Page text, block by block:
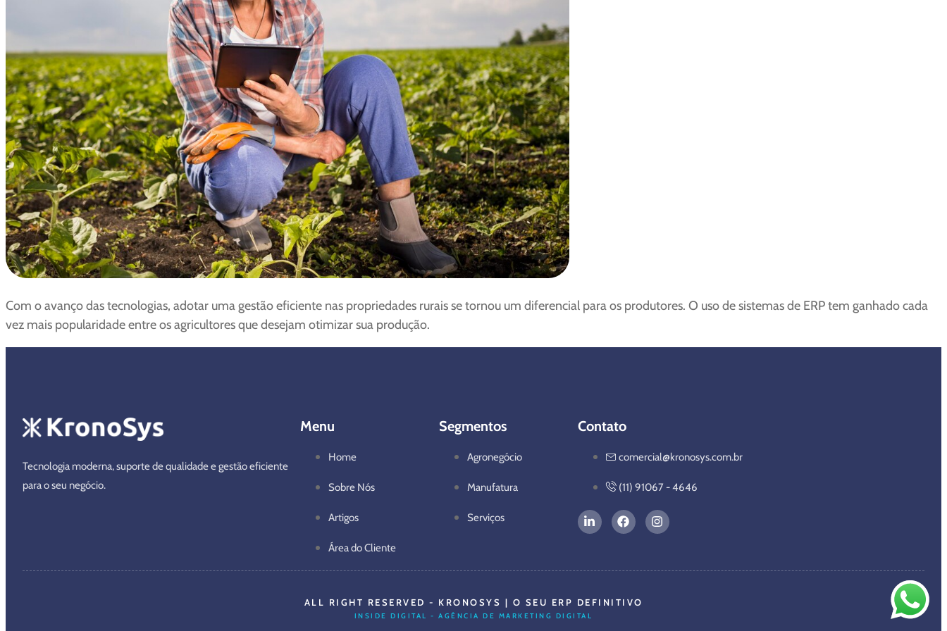
Com o avanço das tecnologias, adotar uma gestão eficiente nas propriedades rurais se tornou um diferencial para os produtores. O uso de sistemas de ERP tem ganhado cada
vez mais popularidade entre os agricultores que desejam otimizar sua produção.
Tecnologia moderna, suporte de qualidade e gestão eficiente
para o seu negócio.
Menu
Home
Sobre Nós
Artigos
Área do Cliente
Segmentos
Agronegócio
Manufatura
Serviços
Contato
comercial@kronosys.com.br
(11) 91067 - 4646
ALL RIGHT RESERVED - KRONOSYS | O SEU ERP DEFINITIVO
INSIDE DIGITAL - AGÊNCIA DE MARKETING DIGITAL